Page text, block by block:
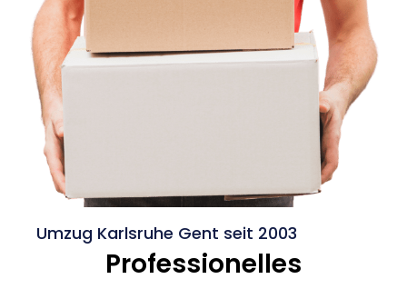
Umzug Karlsruhe Gent seit 2003
Professionelles